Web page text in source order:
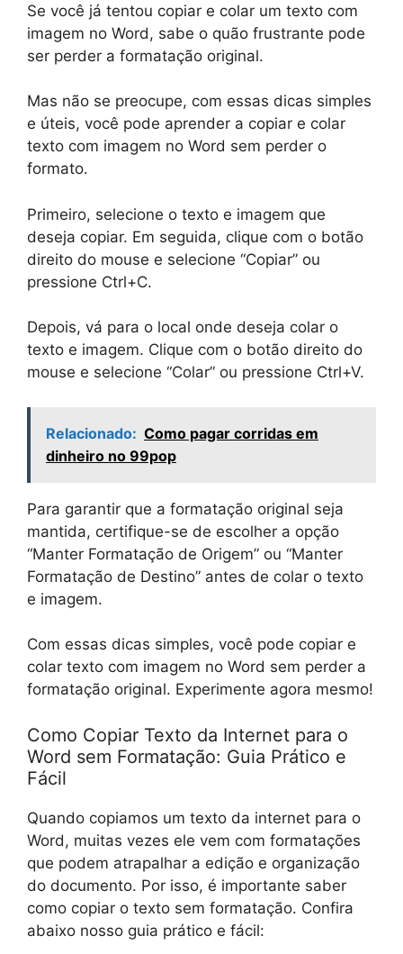
Se você já tentou copiar e colar um texto com
imagem no Word, sabe o quão frustrante pode
ser perder a formatação original.
Mas não se preocupe, com essas dicas simples
e úteis, você pode aprender a copiar e colar
texto com imagem no Word sem perder o
formato.
Primeiro, selecione o texto e imagem que
deseja copiar. Em seguida, clique com o botão
direito do mouse e selecione “Copiar” ou
pressione Ctrl+C.
Depois, vá para o local onde deseja colar o
texto e imagem. Clique com o botão direito do
mouse e selecione “Colar” ou pressione Ctrl+V.
Relacionado: Como pagar corridas em
dinheiro no 99pop
Para garantir que a formatação original seja
mantida, certifique-se de escolher a opção
“Manter Formatação de Origem” ou “Manter
Formatação de Destino” antes de colar o texto
e imagem.
Com essas dicas simples, você pode copiar e
colar texto com imagem no Word sem perder a
formatação original. Experimente agora mesmo!
Como Copiar Texto da Internet para o
Word sem Formatação: Guia Prático e
Fácil
Quando copiamos um texto da internet para o
Word, muitas vezes ele vem com formatações
que podem atrapalhar a edição e organização
do documento. Por isso, é importante saber
como copiar o texto sem formatação. Confira
abaixo nosso guia prático e fácil: